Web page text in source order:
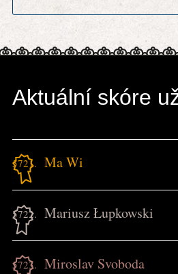
Aktuální skóre
5721. Ma Wi
5722. Mariusz Łupkowski
5723. Miroslav Svoboda